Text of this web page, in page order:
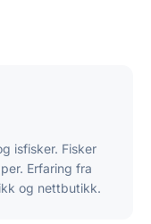
isfisker. Fisker
Erfaring fra
og nettbutikk.